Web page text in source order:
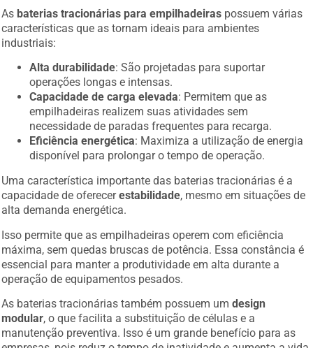
As baterias tracionárias para empilhadeiras
possuem várias
características que as tornam ideais para ambientes
industriais:
Alta durabilidade: São projetadas para suportar
operações longas e intensas.
Capacidade de carga elevada: Permitem que as
empilhadeiras realizem suas atividades sem
necessidade de paradas frequentes para recarga.
Eficiência energética: Maximiza a utilização de energia
disponível para prolongar o tempo de operação.
Uma característica importante das baterias tracionárias é a
capacidade de oferecer estabilidade , mesmo em situações de
alta demanda energética.
Isso permite que as empilhadeiras operem com eficiência
máxima, sem quedas bruscas de potência. Essa constância é
essencial para manter a produtividade em alta durante a
operação de equipamentos pesados.
As baterias tracionárias também possuem um design
modular , o que facilita a substituição de células e a
manutenção preventiva. Isso é um grande benefício para as
empresas, pois reduz o tempo de inatividade e aumenta a vida